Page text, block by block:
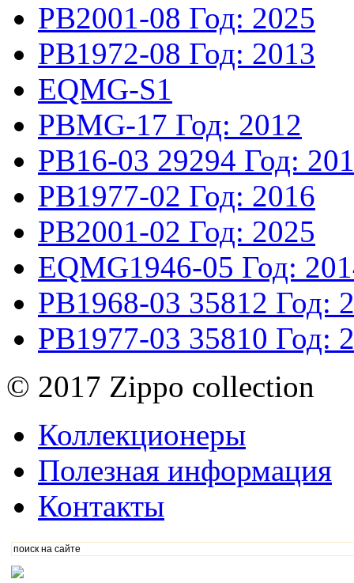
PB2001-08 Год: 2025
PB1972-08 Год: 2013
EQMG-S1
PBMG-17 Год: 2012
PB16-03 29294 Год:
PB1977-02 Год: 2016
PB2001-02 Год: 2025
EQMG1946-05 Год:
PB1968-03 35812 Год:
PB1977-03 35810 Год:
© 2017 Zippo collection
Коллекционеры
Полезная информация
Контакты